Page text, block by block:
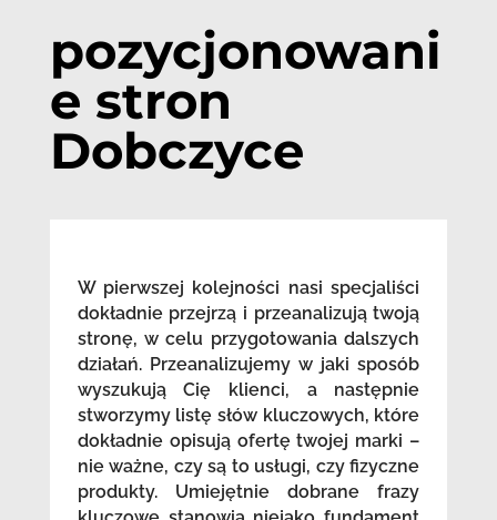
pozycjonowani
e stron
Dobczyce
W pierwszej kolejności nasi specjaliści
dokładnie przejrzą i przeanalizują twoją
stronę, w celu przygotowania dalszych
działań. Przeanalizujemy w jaki sposób
wyszukują Cię klienci, a następnie
stworzymy listę słów kluczowych, które
dokładnie opisują ofertę twojej marki –
nie ważne, czy są to usługi, czy fizyczne
produkty. Umiejętnie dobrane frazy